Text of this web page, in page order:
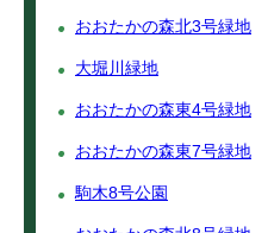
おおたかの森北3号緑地
大堀川緑地
おおたかの森東4号緑地
おおたかの森東7号緑地
駒木8号公園